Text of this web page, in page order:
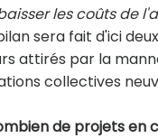
les coûts de
sera fait d'ici
attirés par la
collectives
de projets en